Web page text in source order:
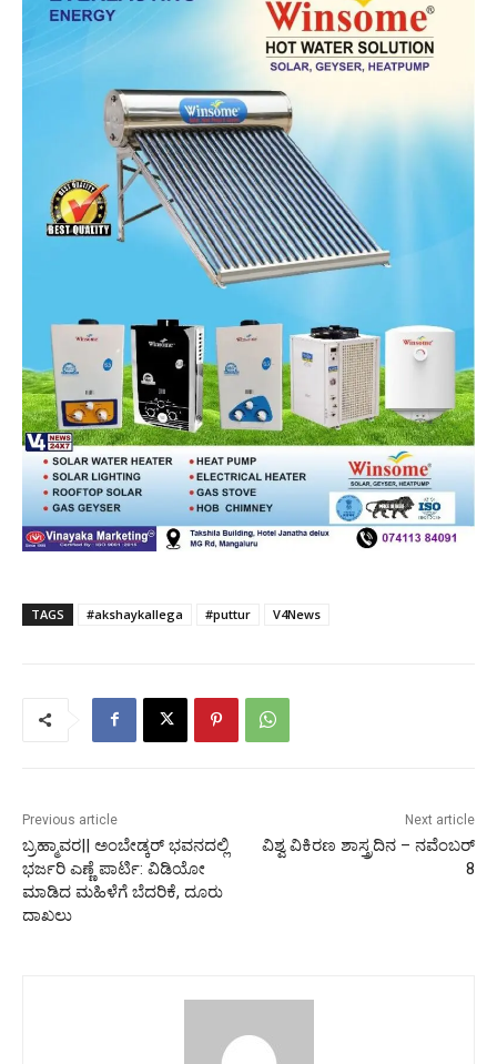
TAGS #akshaykallega #puttur V4News
Previous article
ಬ್ರಹ್ಮಾವರ|| ಅಂಬೇಡ್ಕರ್ ಭವನದಲ್ಲಿ
ಭರ್ಜರಿ ಎಣ್ಣೆ ಪಾರ್ಟಿ: ವಿಡಿಯೋ
ಮಾಡಿದ ಮಹಿಳೆಗೆ ಬೆದರಿಕೆ, ದೂರು
ದಾಖಲು
Next article
ವಿಶ್ವ ವಿಕಿರಣ ಶಾಸ್ತ್ರದಿನ – ನವೆಂಬರ್
8